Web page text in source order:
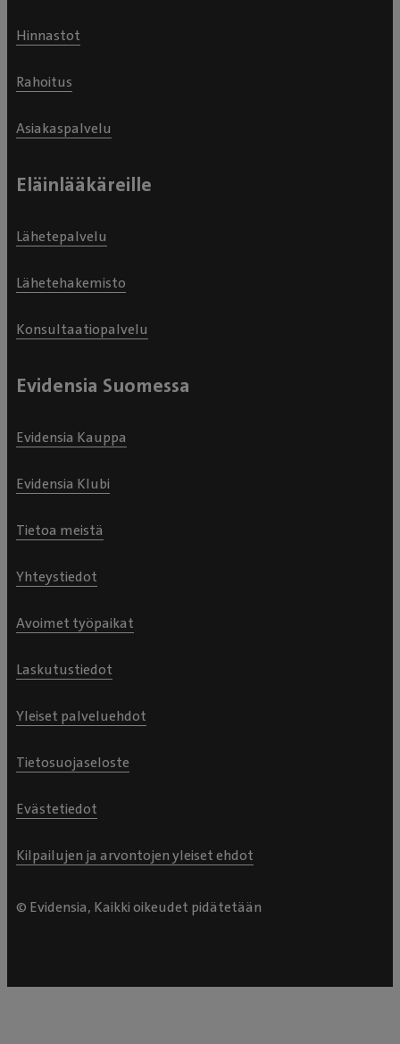
Hinnastot
Rahoitus
Asiakaspalvelu
Eläinlääkäreille
Lähetepalvelu
Lähetehakemisto
Konsultaatiopalvelu
Evidensia Suomessa
Evidensia Kauppa
Evidensia Klubi
Tietoa meistä
Yhteystiedot
Avoimet työpaikat
Laskutustiedot
Yleiset palveluehdot
Tietosuojaseloste
Evästetiedot
Kilpailujen ja arvontojen yleiset ehdot
© Evidensia, Kaikki oikeudet pidätetään